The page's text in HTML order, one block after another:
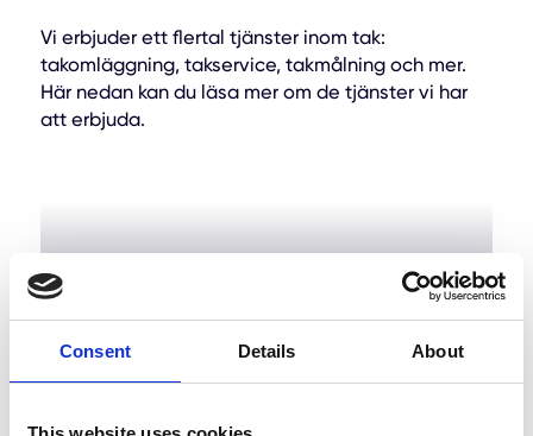
Consent Details About
Vi erbjuder ett flertal tjänster inom tak:
takomläggning, takservice, takmålning och mer.
Här nedan kan du läsa mer om de tjänster vi har
att erbjuda.